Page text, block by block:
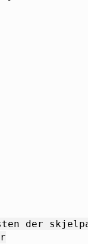
der